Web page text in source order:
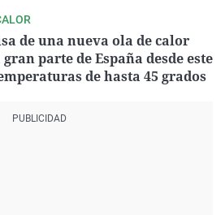
de una nueva ola de calor
parte de España desde este
de hasta 45 grados